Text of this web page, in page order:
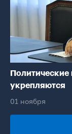
укрепляются
01 ноября